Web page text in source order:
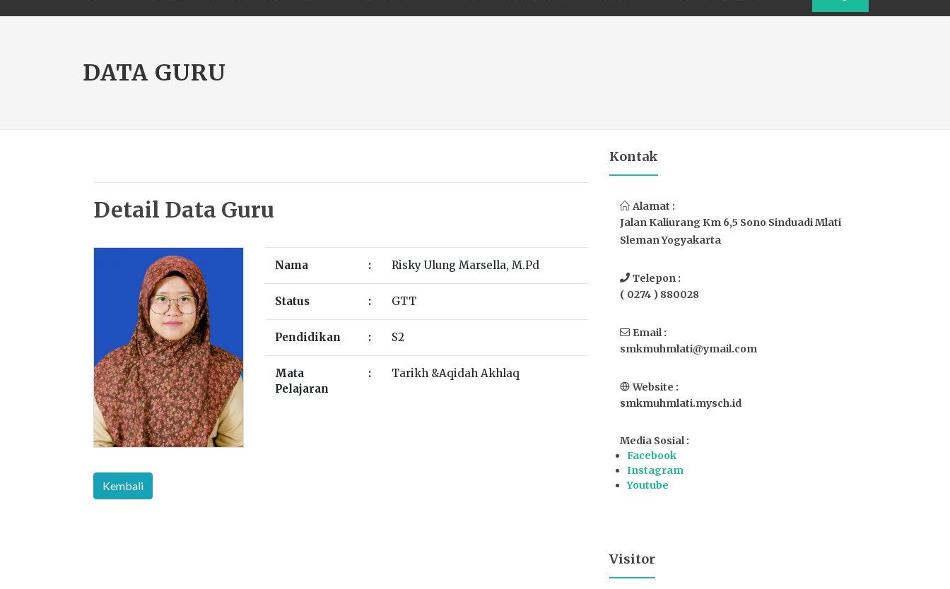
DATA GURU
Detail Data Guru
Nama : Risky Ulung Marsella, M.Pd
Status : GTT
Pendidikan : S2
Mata
Pelajaran
: Tarikh &Aqidah Akhlaq
Kontak
Alamat :
Jalan Kaliurang Km 6,5 Sono Sinduadi Mlati
Sleman Yogyakarta
Telepon :
( 0274 ) 880028
Email :
smkmuhmlati@ymail.com
Website :
smkmuhmlati.mysch.id
Media Sosial :
Facebook
Instagram
Youtube
Visitor